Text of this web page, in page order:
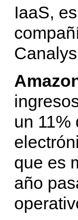
IaaS,
un 11%
que es
año